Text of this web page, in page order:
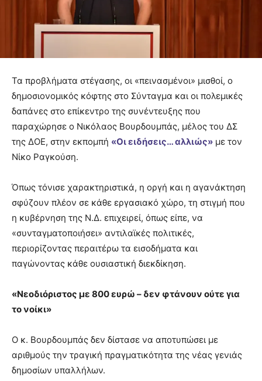
Τα προβλήματα στέγασης, οι «πεινασμένοι» μισθοί, ο
δημοσιονομικός κόφτης στο Σύνταγμα και οι πολεμικές
δαπάνες στο επίκεντρο της συνέντευξης που
παραχώρησε ο Νικόλαος Βουρδουμπάς, μέλος του ΔΣ
της ΔΟΕ, στην εκπομπή «Οι ειδήσεις… αλλιώς» με τον
Νίκο Ραγκούση.
Όπως τόνισε χαρακτηριστικά, η οργή και η αγανάκτηση
σφύζουν πλέον σε κάθε εργασιακό χώρο, τη στιγμή που
η κυβέρνηση της Ν.Δ. επιχειρεί, όπως είπε, να
«συνταγματοποιήσει» αντιλαϊκές πολιτικές,
περιορίζοντας περαιτέρω τα εισοδήματα και
παγώνοντας κάθε ουσιαστική διεκδίκηση.
«Νεοδιόριστος με 800 ευρώ – δεν φτάνουν ούτε για
το νοίκι»
Ο κ. Βουρδουμπάς δεν δίστασε να αποτυπώσει με
αριθμούς την τραγική πραγματικότητα της νέας γενιάς
δημοσίων υπαλλήλων.